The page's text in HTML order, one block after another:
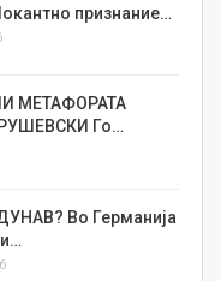
признание…
МЕТАФОРАТА
Го…
Во Германија